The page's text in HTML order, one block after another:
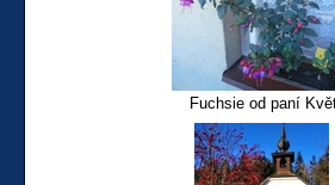
Fuchsie od paní